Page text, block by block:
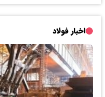
اخبار فولاد